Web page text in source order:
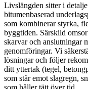
Livslängden sitter i
bitumenbaserad
som kombinerar styrka,
byggtiden. Särskild
skarvar och anslutningar
genomföringar. Vi
lösningar och följer
ditt yttertak (tegel,
som står emot slagregn,
som håller tätt över tid.